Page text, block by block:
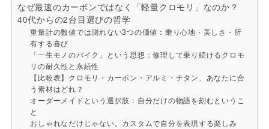
なぜ最速のカーボンではなく「軽量クロモリ」なのか？
40代からの2台目選びの哲学
重量計の数値では測れない3つの価値：乗り心地・美しさ・所
有する喜び
「一生モノのバイク」という思想：修理して乗り続けるクロモ
リの耐久性と永続性
【比較表】クロモリ・カーボン・アルミ・チタン、あなたに合
う素材はどれ？
オーダーメイドという選択肢：自分だけの物語を刻むというこ
と
おしゃれなだけじゃない。カスタムで自分を表現する楽しみ